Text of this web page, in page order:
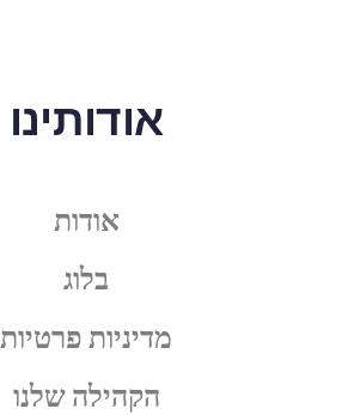
אודותינו
אודות
בלוג
מדיניות פרטיות
הקהילה שלנו